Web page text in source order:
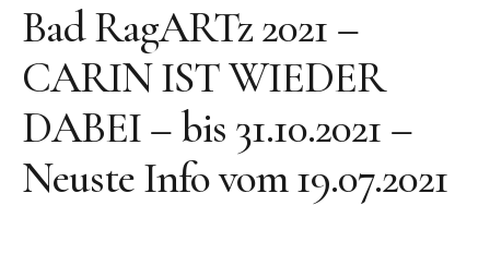
Großbronze
Bilder
Bilder Großformat
Grafik
Grafik Großformat
Bad RagARTz 2021 –
CARIN IST WIEDER
DABEI – bis 31.10.2021 –
Neuste Info vom 19.07.2021